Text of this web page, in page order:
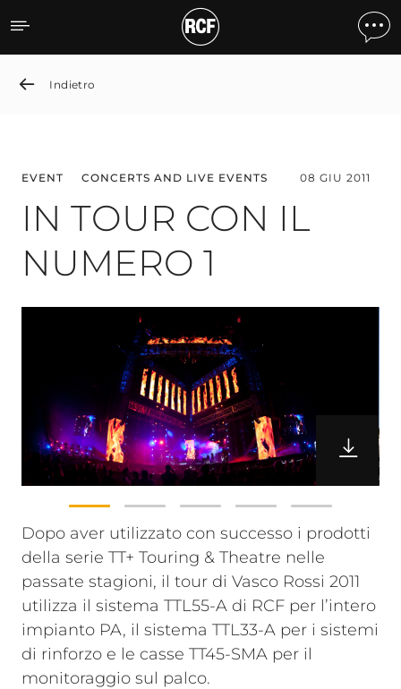
IN TOUR CON IL NUMERO
Indietro
EVENT CONCERTS AND LIVE EVENTS 08 GIU 2011
IN TOUR CON IL
NUMERO 1
Dopo aver utilizzato con successo i prodotti
della serie TT+ Touring & Theatre nelle
passate stagioni, il tour di Vasco Rossi 2011
utilizza il sistema TTL55-A di RCF per l’intero
impianto PA, il sistema TTL33-A per i sistemi
di rinforzo e le casse TT45-SMA per il
monitoraggio sul palco.